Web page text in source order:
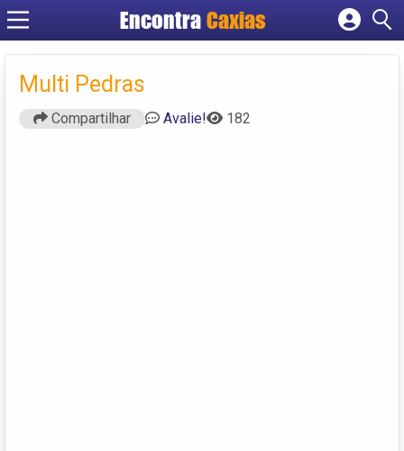
EncontraCaxias
Cadastrar empresa
Multi Pedras
Compartilhar Avalie! 182